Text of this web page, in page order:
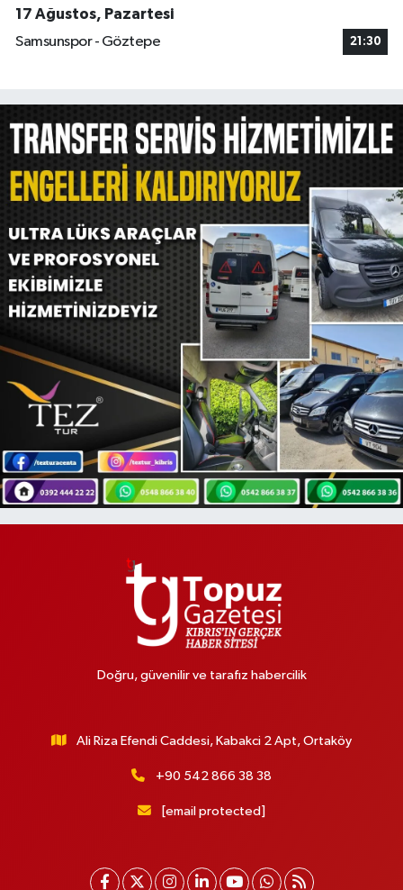
17 Ağustos, Pazartesi
Samsunspor - Göztepe
21:30
Doğru, güvenilir ve tarafız habercilik
Ali Riza Efendi Caddesi, Kabakci 2 Apt, Ortaköy
+90 542 866 38 38
[email protected]